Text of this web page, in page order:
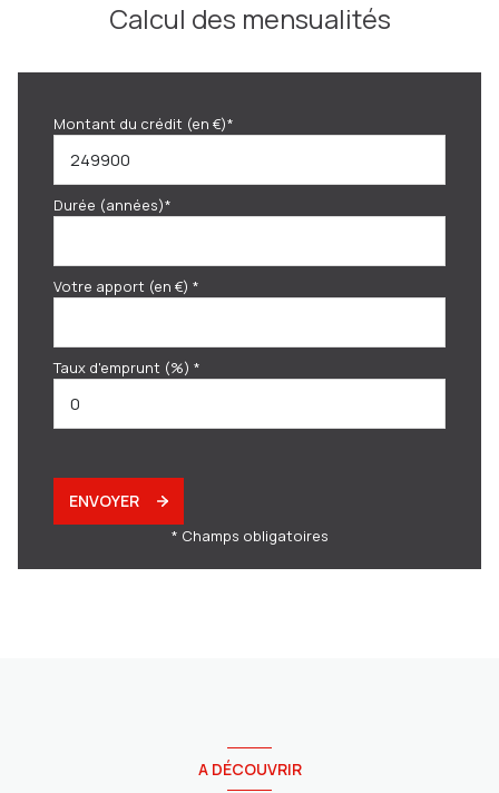
Calcul des mensualités
Montant du crédit (en €)*
Durée (années)*
Votre apport (en €) *
Taux d'emprunt (%) *
ENVOYER
* Champs obligatoires
A DÉCOUVRIR